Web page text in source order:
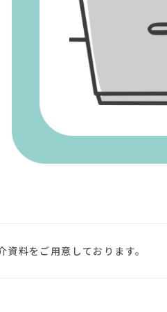
料をご用意しております。